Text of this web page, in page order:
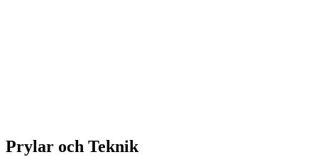
Prylar och Teknik